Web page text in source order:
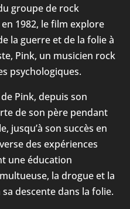
groupe de rock
1982, le film explore
la guerre et de la folie à
Pink, un musicien rock
psychologiques.
Pink, depuis son
de son père pendant
jusqu’à son succès en
des expériences
une éducation
la drogue et la
descente dans la folie.